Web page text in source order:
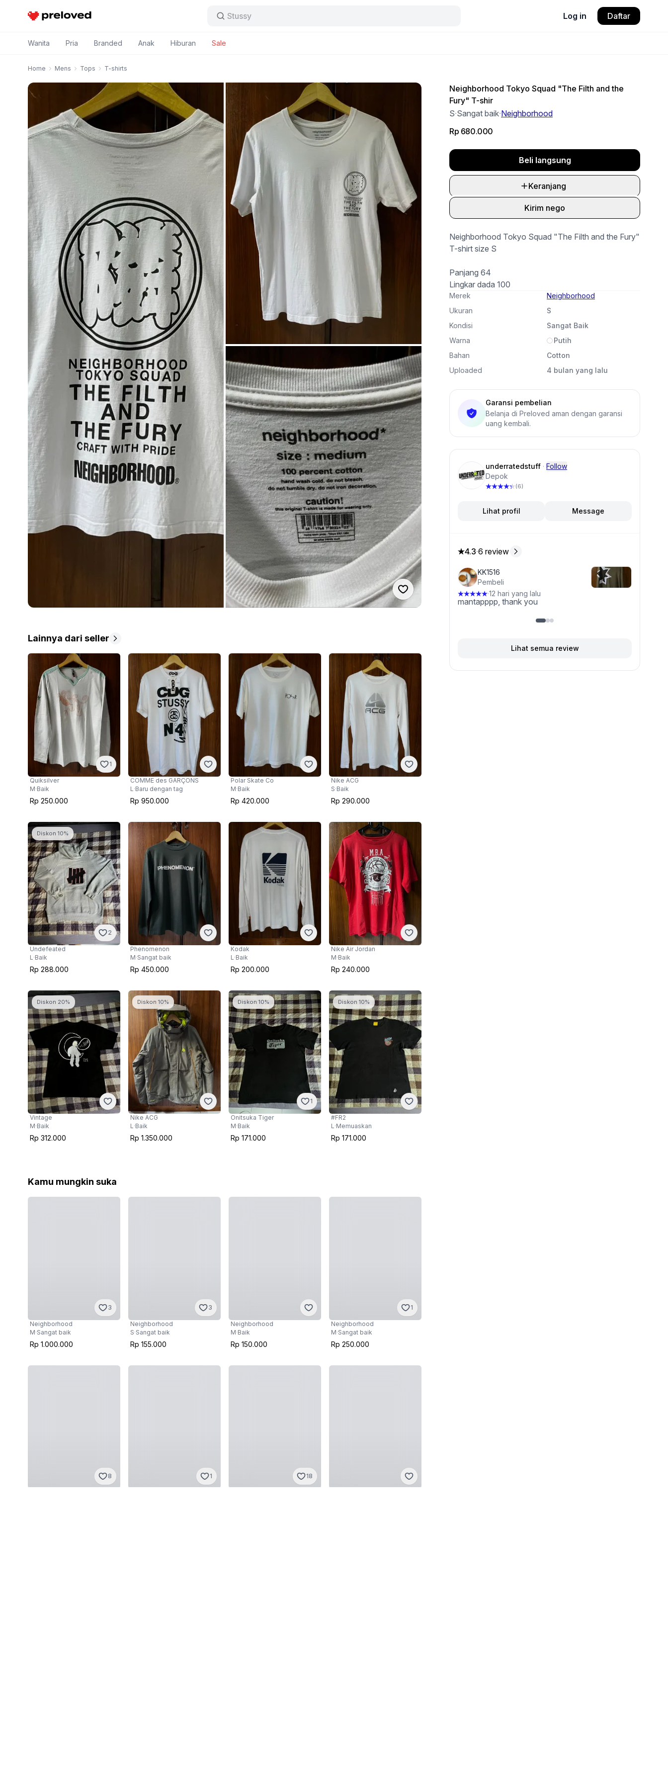
Preloved Indonesia Baggy jeans Log in Daftar
Wanita Pria Branded Anak Hiburan Sale
Home Mens Tops T-shirts
Suka produk ini
Lainnya dari seller
1
Quiksilver
M·Baik
Rp 250.000
COMME des GARÇONS
L ·Baru dengan tag
Rp 950.000
Polar Skate Co
M·Baik
Rp 420.000
Nike ACG
S·Baik
Rp 290.000
Diskon 10%
2
Undefeated
L ·Baik
Rp 288.000
Phenomenon
M·Sangat baik
Rp 450.000
Kodak
L ·Baik
Rp 200.000
Nike Air Jordan
M·Baik
Rp 240.000
Diskon 20%
Vintage
M·Baik
Rp 312.000
Diskon 10%
Nike ACG
L ·Baik
Rp 1.350.000
Diskon 10%
1
Onitsuka Tiger
M·Baik
Rp 171.000
Diskon 10%
#FR2
L·Memuaskan
Rp 171.000
Kamu mungkin suka
3
Neighborhood
M·Sangat baik
Rp 1.000.000
3
Neighborhood
S·Sangat baik
Rp 155.000
Neighborhood
M·Baik
Rp 150.000
1
Neighborhood
M·Sangat baik
Rp 250.000
8 1 18
Neighborhood Tokyo Squad "The Filth and the
Fury" T-shir
S·Sangat baik·Neighborhood
Rp 680.000
Beli langsung
Keranjang
Kirim nego
Neighborhood Tokyo Squad "The Filth and the Fury"
T-shirt size S
Panjang 64
Lingkar dada 100
Merek
Neighborhood
Ukuran
S
Kondisi
Sangat Baik
Warna
Putih
Bahan
Cotton
Uploaded
4 bulan yang lalu
Garansi pembelian
Belanja di Preloved aman dengan garansi
uang kembali.
underratedstuff · Follow
Depok
(6)
Lihat profil Message
4.3 dari 5 bintang, dari 6 ulasan
4.3·6 review
KK1516
Pembeli
·12 hari yang lalu
mantapppp, thank you
Lihat semua review